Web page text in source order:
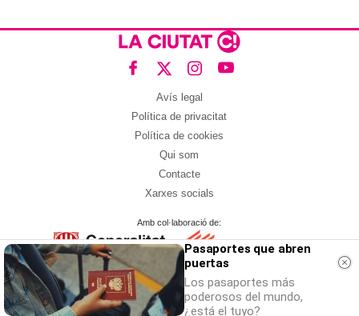
Avís legal
Política de privacitat
Política de cookies
Qui som
Contacte
Xarxes socials
Amb col·laboració de:
Pasaportes que abren
puertas
Los pasaportes más
poderosos del mundo,
¿está el tuyo?